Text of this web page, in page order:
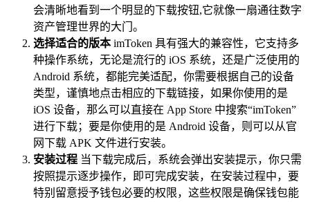
会清晰地看到一个明显的下载按钮,它就像一扇通往数字
资产管理世界的大门。
选择适合的版本imToken 具有强大的兼容性，它支持多
种操作系统，无论是流行的 iOS 系统，还是广泛使用的
Android 系统，都能完美适配，你需要根据自己的设备
类型，谨慎地点击相应的下载链接，如果你使用的是
iOS 设备，那么可以直接在 App Store 中搜索“imToken”
进行下载；要是你使用的是 Android 设备，则可以从官
网下载 APK 文件进行安装。
安装过程 当下载完成后，系统会弹出安装提示，你只需
按照提示逐步操作，即可完成安装，在安装过程中，要
特别留意授予钱包必要的权限，这些权限是确保钱包能